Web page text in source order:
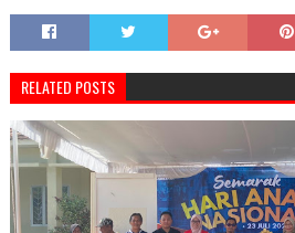
RELATED POSTS